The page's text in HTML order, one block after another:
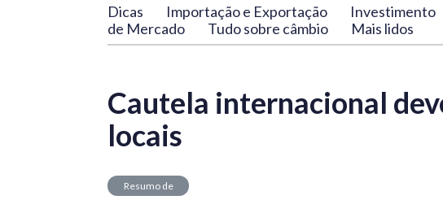
Dicas Importação e Exportação Investimento
de Mercado
Tudo sobre câmbio Mais lidos
Cautela internacional
locais
Resumo de